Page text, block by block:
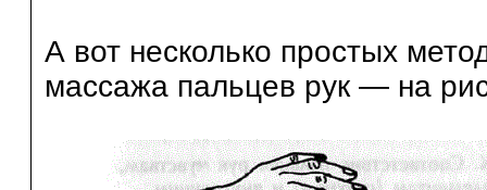
А вот несколько простых
массажа пальцев рук — на